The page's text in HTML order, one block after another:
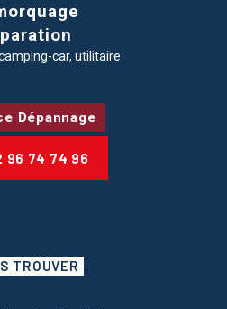
car, utilitaire
Dépannage
96 74 74 96
TROUVER